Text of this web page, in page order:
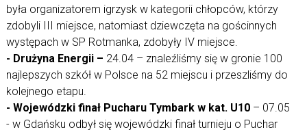
była organizatorem igrzysk w kategorii chłopców, którzy
zdobyli III miejsce, natomiast dziewczęta na gościnnych
występach w SP Rotmanka, zdobyły IV miejsce.
- Drużyna Energii – 24.04 – znaleźliśmy się w gronie 100
najlepszych szkół w Polsce na 52 miejscu i przeszliśmy do
kolejnego etapu.
- Wojewódzki finał Pucharu Tymbark w kat. U10– 07.05
- w Gdańsku odbył się wojewódzki finał turnieju o Puchar